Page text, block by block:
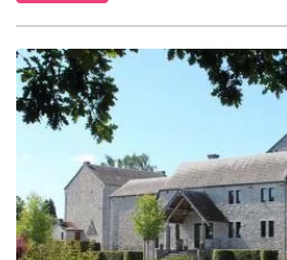
... 25 km
Le Domaine de l'Art de Vivre
Havelange - Province de Namur (WNA)